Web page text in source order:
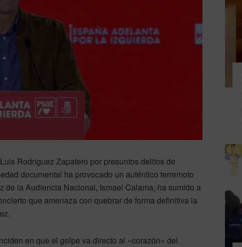
Rodríguez Zapatero por presuntos delitos de
documental ha provocado un auténtico terremoto
la Audiencia Nacional, Ismael Calama, ha sumido a
que amenaza con quebrar de forma definitiva la
en que el golpe va directo al «corazón» del